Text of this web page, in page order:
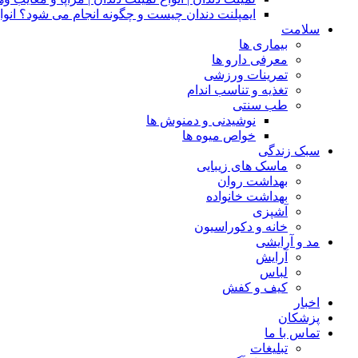
ایمپلنت دندان چیست و چگونه انجام می شود؟
سلامت
بیماری ها
معرفی دارو ها
تمرینات ورزشی
تغذیه و تناسب اندام
طب سنتی
نوشیدنی و دمنوش ها
خواص میوه ها
سبک زندگی
ماسک های زیبایی
بهداشت روان
بهداشت خانواده
آشپزی
خانه و دکوراسیون
مد و آرایشی
آرایش
لباس
کیف و کفش
اخبار
پزشکان
تماس با ما
تبلیغات